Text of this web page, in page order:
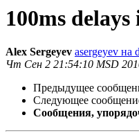
100ms
Alex Sergeyev asergeyev на
Чт Сен 2 21:54:10 MSD
Предыдущее
Следующее
Сообщения,